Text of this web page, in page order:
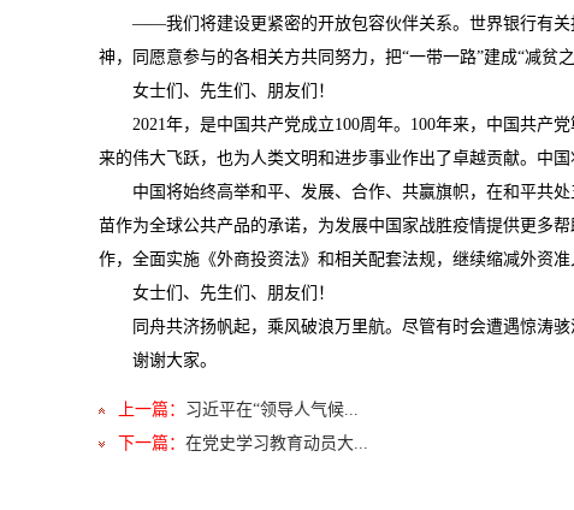
——我们将建设更紧密的开放包容伙伴关系。世界银行有关报
神，同愿意参与的各相关方共同努力，把“一带一路”建成“减贫
女士们、先生们、朋友们！
2021年，是中国共产党成立100周年。100年来，中国共产党
来的伟大飞跃，也为人类文明和进步事业作出了卓越贡献。中
中国将始终高举和平、发展、合作、共赢旗帜，在和平共处
苗作为全球公共产品的承诺，为发展中国家战胜疫情提供更多
作，全面实施《外商投资法》和相关配套法规，继续缩减外资
女士们、先生们、朋友们！
同舟共济扬帆起，乘风破浪万里航。尽管有时会遭遇惊涛骇
谢谢大家。
上一篇： 习近平在“领导人气候...
下一篇： 在党史学习教育动员大...